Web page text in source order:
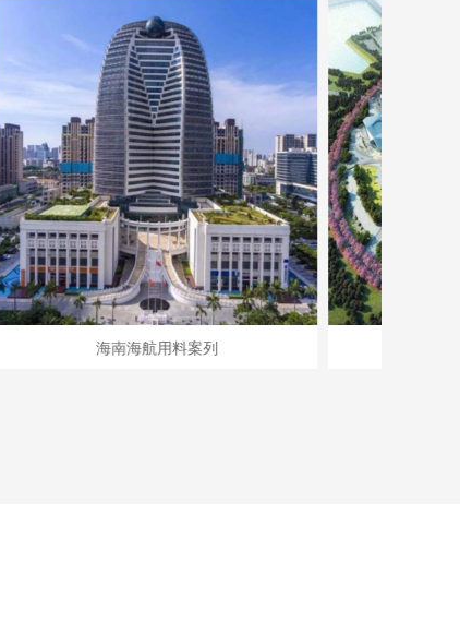
海南海航用料案列